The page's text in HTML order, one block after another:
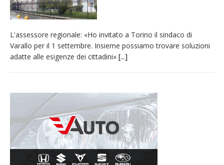
provvisoria»
La Pro verso l’avvio della Stagione
Dieci anni fa l’ingresso a Vercelli
dell’arcivescovo mons. Marco Arnolfo
L'assessore regionale: «Ho invitato a Torino il sindaco di
Varallo per il 1 settembre. Insieme possiamo trovare soluzioni
adatte alle esigenze dei cittadini» [...]